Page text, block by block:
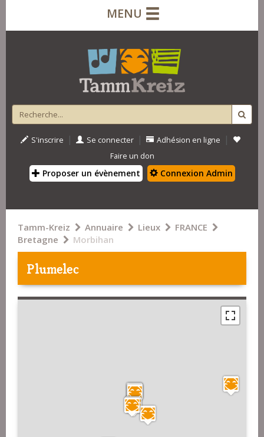
MENU
S'inscrire | Se connecter | Adhésion en ligne |
Faire un don
Proposer un évènement Connexion Admin
Tamm-Kreiz Annuaire Lieux
FRANCE
Bretagne
Morbihan
Plumelec